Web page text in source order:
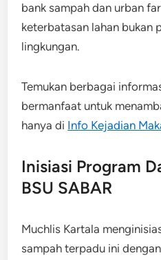
bank sampah dan urban
keterbatasan lahan bukan
lingkungan.
Temukan berbagai
bermanfaat untuk
hanya di Info Kejadian
Inisiasi Program
BSU SABAR
Muchlis Kartala
sampah terpadu ini